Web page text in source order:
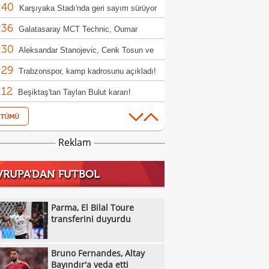
milyon TL'lik tazminat davası
Karşıyaka Stadı'nda geri sayım sürüyor
Galatasaray MCT Technic, Oumar
transfer etti
Aleksandar Stanojevic, Cenk Tosun ve
Akbaba'dan Süper Lig mesajı
Trabzonspor, kamp kadrosunu açıkladı!
Beşiktaş'tan Taylan Bulut kararı!
Bruno Fernandes, Altay Bayındır'a veda
Dursun Özbek: "Galatasaray sadece bir
jübilesi için sahada
VakıfBank'tan smaçör takviyesi: Vanja
imzayı attı
Galatasaray, hazırlık maçında Villarreal'i
edecek
Finch, Anthony Edwards'ın rolünü neden
açıkladı
Villanueva'dan Towns'a: "Sen de
Reklam
FUTBOL
Parma, El Bilal Toure
transferini duyurdu
Bruno Fernandes, Altay
Bayındır'a veda etti